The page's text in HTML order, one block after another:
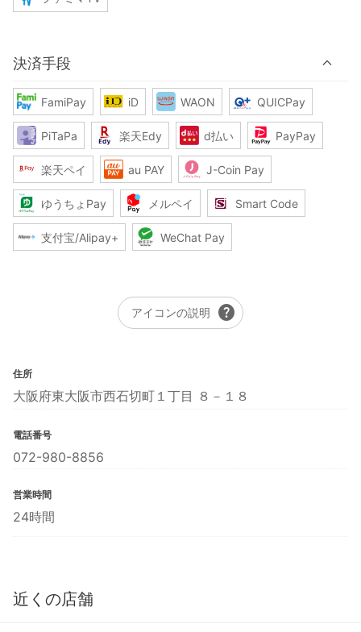
決済手段
FamiPay iD WAON QUICPay
PiTaPa 楽天Edy d払い PayPay
楽天ペイ au PAY J-Coin Pay
ゆうちょPay メルペイ Smart Code
支付宝/Alipay+ WeChat Pay
アイコンの説明 help
住所
大阪府東大阪市西石切町１丁目 ８－１８
電話番号
072-980-8856
営業時間
24時間
近くの店舗